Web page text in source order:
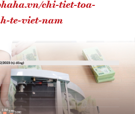
chi-tiet-toa-
te-viet-nam